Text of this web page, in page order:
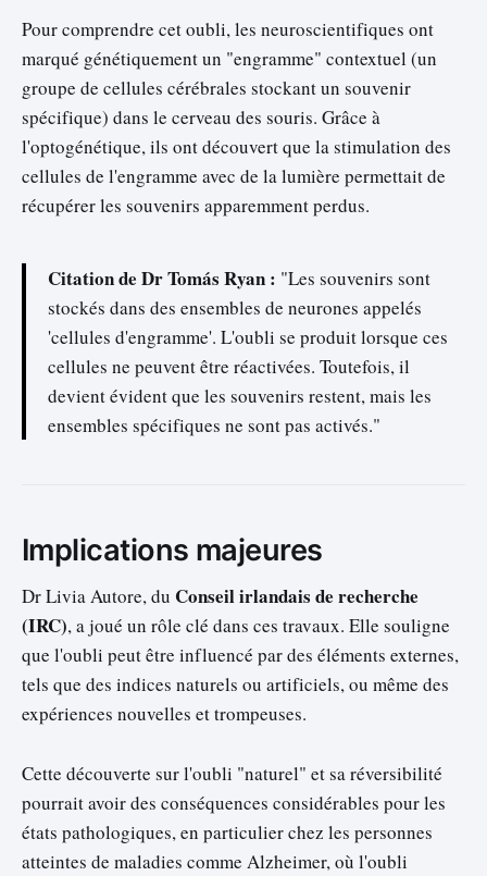
Pour comprendre cet oubli, les neuroscientifiques ont
marqué génétiquement un "engramme" contextuel (un
groupe de cellules cérébrales stockant un souvenir
spécifique) dans le cerveau des souris. Grâce à
l'optogénétique, ils ont découvert que la stimulation des
cellules de l'engramme avec de la lumière permettait de
récupérer les souvenirs apparemment perdus.
Citation de Dr Tomás Ryan : "Les souvenirs sont
stockés dans des ensembles de neurones appelés
'cellules d'engramme'. L'oubli se produit lorsque ces
cellules ne peuvent être réactivées. Toutefois, il
devient évident que les souvenirs restent, mais les
ensembles spécifiques ne sont pas activés."
Implications majeures
Dr Livia Autore, du Conseil irlandais de recherche
(IRC), a joué un rôle clé dans ces travaux. Elle souligne
que l'oubli peut être influencé par des éléments externes,
tels que des indices naturels ou artificiels, ou même des
expériences nouvelles et trompeuses.
Cette découverte sur l'oubli "naturel" et sa réversibilité
pourrait avoir des conséquences considérables pour les
états pathologiques, en particulier chez les personnes
atteintes de maladies comme Alzheimer, où l'oubli